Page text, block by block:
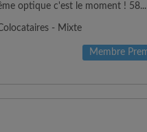
optique c'est le moment ! 58...
- Mixte
Membre